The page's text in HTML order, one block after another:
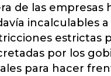
de las empresas
incalculables
estrictas
por los
para hacer